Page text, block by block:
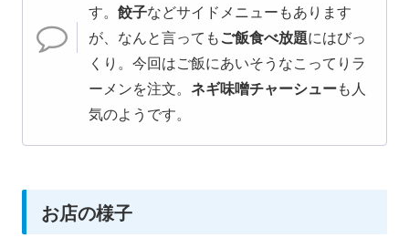
す。 餃子などサイドメニューもあります
が、なんと言ってもご飯食べ放題にはびっ
くり。今回はご飯にあいそうなこってりラ
ーメンを注文。 ネギ味噌チャーシューも人
気のようです。
お店の様子